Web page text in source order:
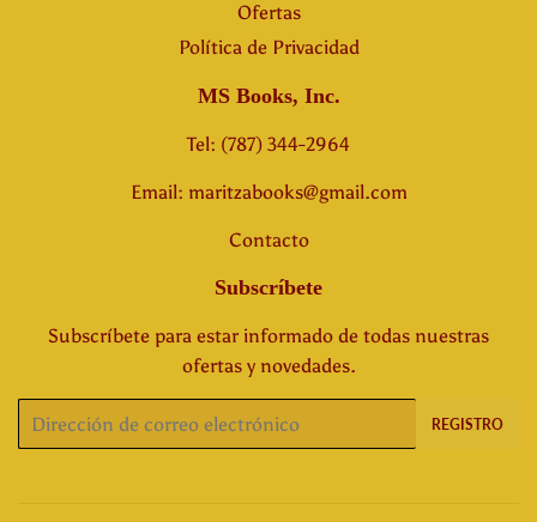
Ofertas
Política de Privacidad
MS Books, Inc.
Tel: (787) 344-2964
Email: maritzabooks@gmail.com
Contacto
Subscríbete
Subscríbete para estar informado de todas nuestras
ofertas y novedades.
electrónico
REGISTRO